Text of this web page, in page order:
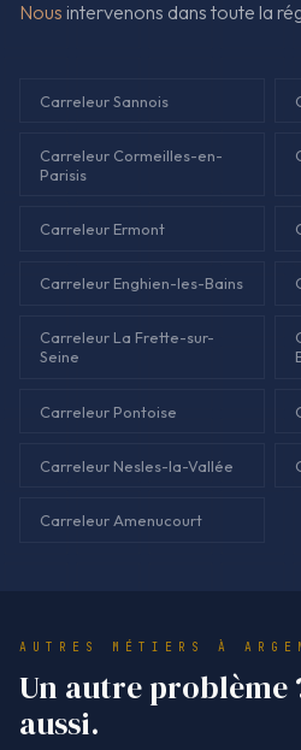
Nous intervenons dans toute la
Carreleur Sannois
Carreleur Cormeilles-en-
Parisis
Carreleur Ermont
Carreleur Enghien-les-Bains
Carreleur La Frette-sur-
Seine
Carreleur Pontoise
Carreleur Nesles-la-Vallée
Carreleur Amenucourt
AUTRES MÉTIERS À
Un autre problème
aussi.